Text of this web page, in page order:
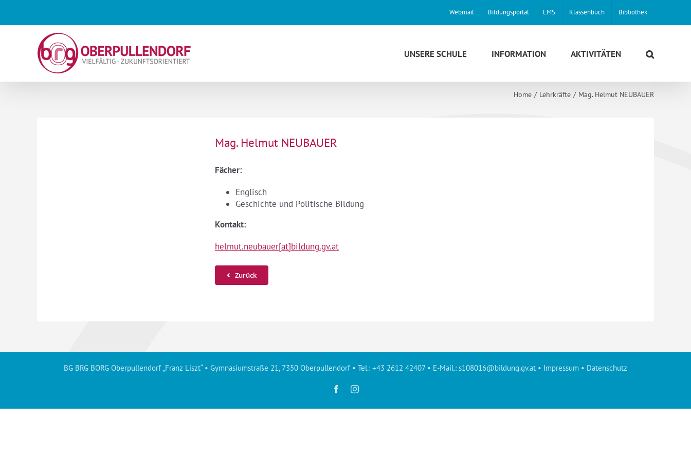
content
Webmail Bildungsportal LMS Klassenbuch Bibliothek
UNSERE SCHULE INFORMATION AKTIVITÄTEN
Home Lehrkräfte Mag. Helmut NEUBAUER
Mag. Helmut NEUBAUER
Fächer:
Englisch
Geschichte und Politische Bildung
Kontakt:
helmut.neubauer[at]bildung.gv.at
Zurück
BG BRG BORG Oberpullendorf „Franz Liszt“ • Gymnasiumstraße 21, 7350 Oberpullendorf • Tel.: +43 2612 42407 • E-Mail.: s108016@bildung.gv.at • Impressum • Datenschutz
FacebookInstagram